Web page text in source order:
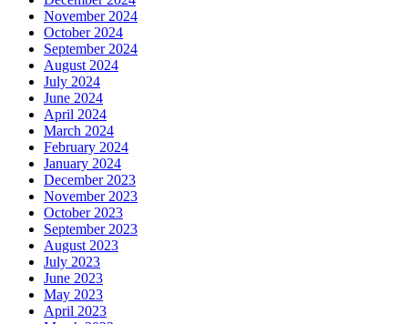
November 2024
October 2024
September 2024
August 2024
July 2024
June 2024
April 2024
March 2024
February 2024
January 2024
December 2023
November 2023
October 2023
September 2023
August 2023
July 2023
June 2023
May 2023
April 2023